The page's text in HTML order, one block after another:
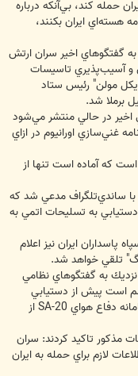
ماه آينده به ايران حمله كند، بي‌آنكه درباره
هسته‌اي ايران بكنند،
گفتگوهاي اخير سران ارتش
و آسيب‌پذيري تاسيسات
مولن" رئيس ستاد
برملا شد.
اخير در حالي منتشر مي‌شود
غني‌سازي اورانيوم در ازاي
گروه 1+5 تاكيد كرده است كه آماده است تنها از
ساندي‌تلگراف مدعي شد كه
به تسليحات اتمي به
ايران نيز اعلام
تلقي خواهد شد.
به گفتگوهاي نظامي
است پيش از دستيابي
تهران به اورانيوم با درجه غني‌سازي بالا و خريد سامانه دفاع هواي SA-20 از
تاكيد كردند: سران
لازم براي حمله به ايران